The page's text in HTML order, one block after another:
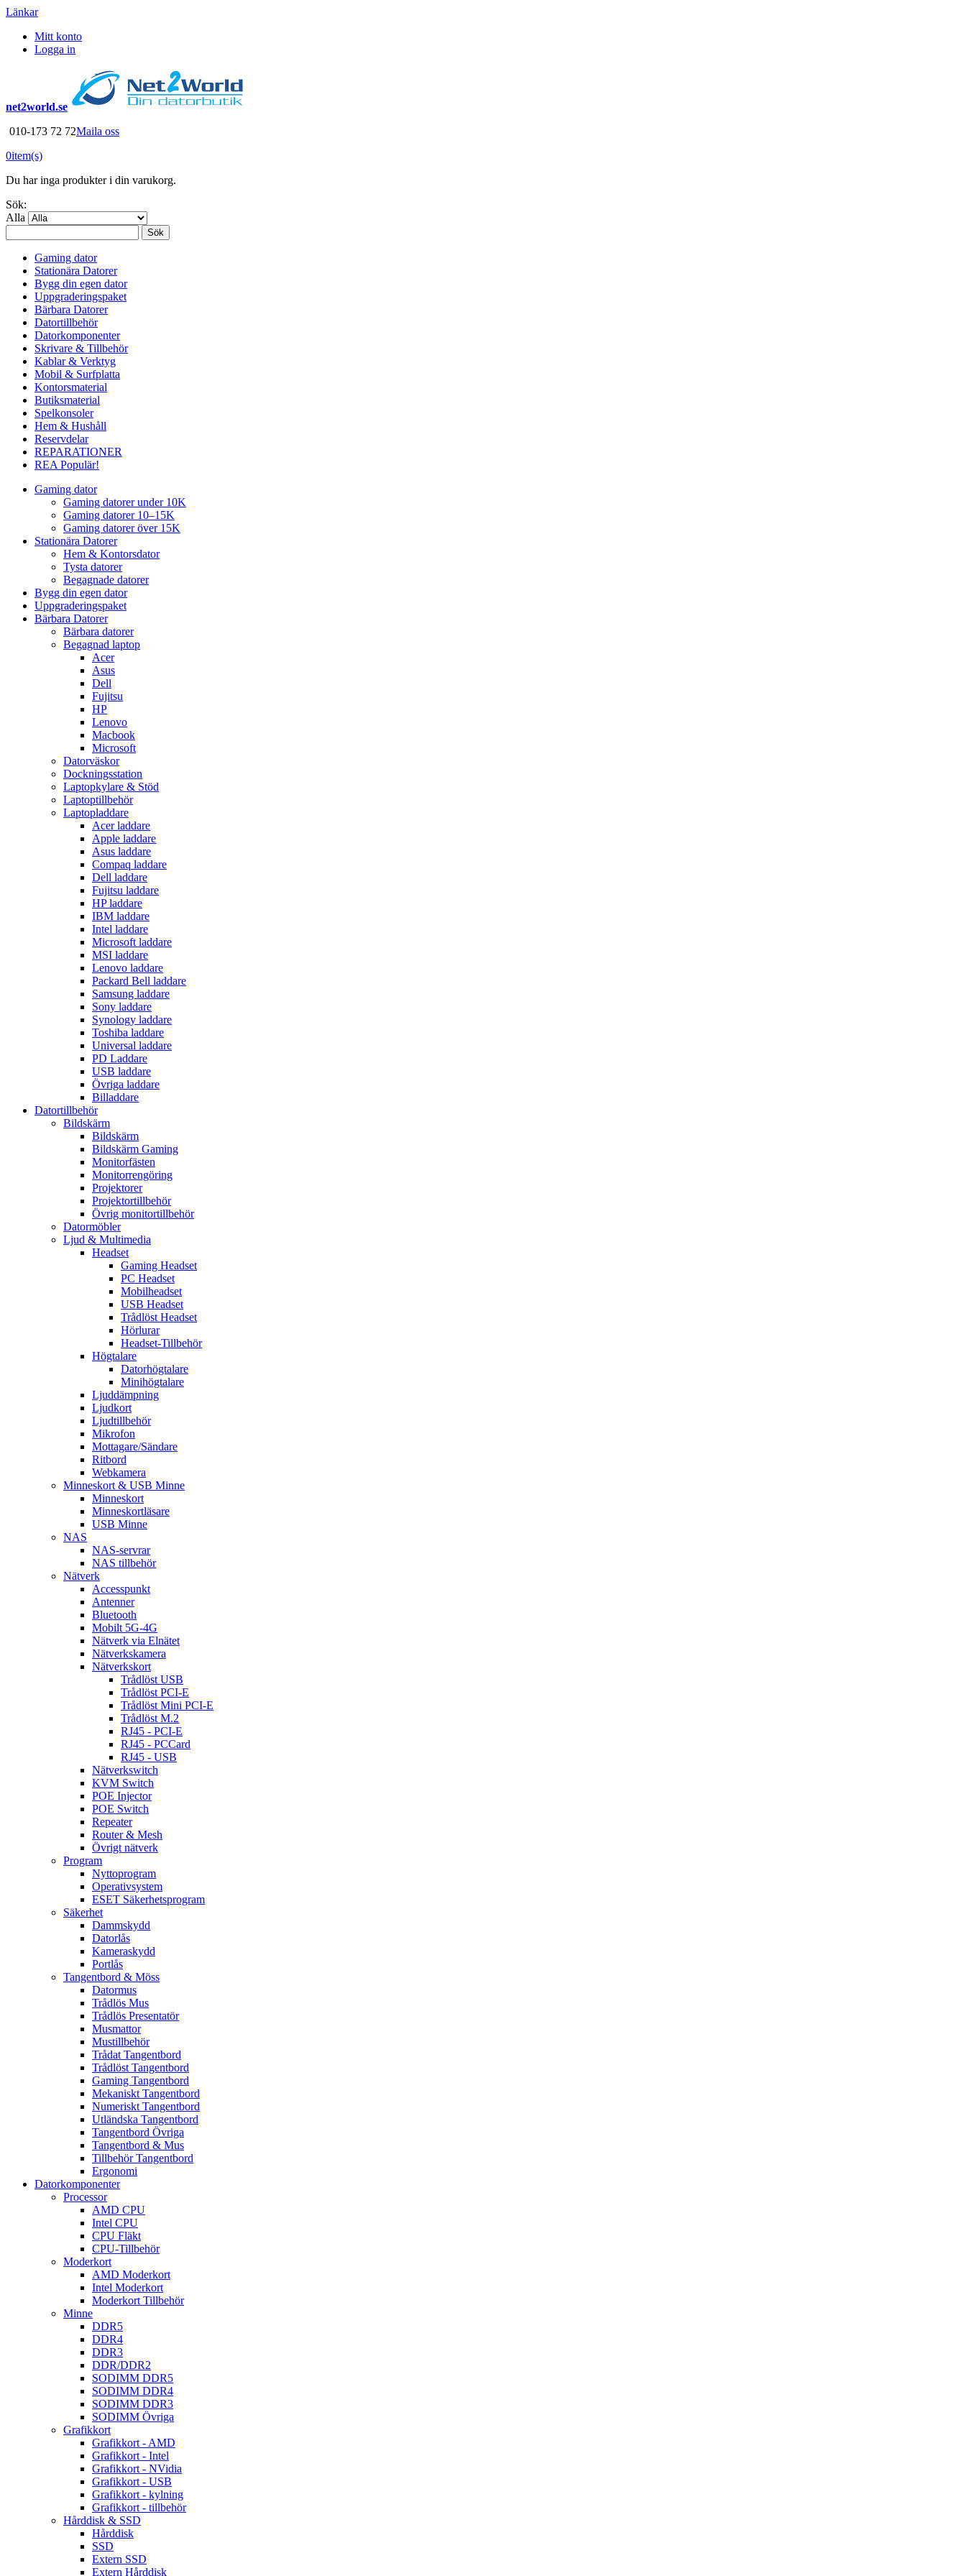
Länkar
Mitt konto
Logga in
net2world.se
010-173 72 72Maila oss
0item(s)
Du har inga produkter i din varukorg.
Sök:
Alla
Sök
Gaming dator
Stationära Datorer
Bygg din egen dator
Uppgraderingspaket
Bärbara Datorer
Datortillbehör
Datorkomponenter
Skrivare & Tillbehör
Kablar & Verktyg
Mobil & Surfplatta
Kontorsmaterial
Butiksmaterial
Spelkonsoler
Hem & Hushåll
Reservdelar
REPARATIONER
REA Populär!
Gaming dator
Gaming datorer under 10K
Gaming datorer 10–15K
Gaming datorer över 15K
Stationära Datorer
Hem & Kontorsdator
Tysta datorer
Begagnade datorer
Bygg din egen dator
Uppgraderingspaket
Bärbara Datorer
Bärbara datorer
Begagnad laptop
Acer
Asus
Dell
Fujitsu
HP
Lenovo
Macbook
Microsoft
Datorväskor
Dockningsstation
Laptopkylare & Stöd
Laptoptillbehör
Laptopladdare
Acer laddare
Apple laddare
Asus laddare
Compaq laddare
Dell laddare
Fujitsu laddare
HP laddare
IBM laddare
Intel laddare
Microsoft laddare
MSI laddare
Lenovo laddare
Packard Bell laddare
Samsung laddare
Sony laddare
Synology laddare
Toshiba laddare
Universal laddare
PD Laddare
USB laddare
Övriga laddare
Billaddare
Datortillbehör
Bildskärm
Bildskärm
Bildskärm Gaming
Monitorfästen
Monitorrengöring
Projektorer
Projektortillbehör
Övrig monitortillbehör
Datormöbler
Ljud & Multimedia
Headset
Gaming Headset
PC Headset
Mobilheadset
USB Headset
Trådlöst Headset
Hörlurar
Headset-Tillbehör
Högtalare
Datorhögtalare
Minihögtalare
Ljuddämpning
Ljudkort
Ljudtillbehör
Mikrofon
Mottagare/Sändare
Ritbord
Webkamera
Minneskort & USB Minne
Minneskort
Minneskortläsare
USB Minne
NAS
NAS-servrar
NAS tillbehör
Nätverk
Accesspunkt
Antenner
Bluetooth
Mobilt 5G-4G
Nätverk via Elnätet
Nätverkskamera
Nätverkskort
Trådlöst USB
Trådlöst PCI-E
Trådlöst Mini PCI-E
Trådlöst M.2
RJ45 - PCI-E
RJ45 - PCCard
RJ45 - USB
Nätverkswitch
KVM Switch
POE Injector
POE Switch
Repeater
Router & Mesh
Övrigt nätverk
Program
Nyttoprogram
Operativsystem
ESET Säkerhetsprogram
Säkerhet
Dammskydd
Datorlås
Kameraskydd
Portlås
Tangentbord & Möss
Datormus
Trådlös Mus
Trådlös Presentatör
Musmattor
Mustillbehör
Trådat Tangentbord
Trådlöst Tangentbord
Gaming Tangentbord
Mekaniskt Tangentbord
Numeriskt Tangentbord
Utländska Tangentbord
Tangentbord Övriga
Tangentbord & Mus
Tillbehör Tangentbord
Ergonomi
Datorkomponenter
Processor
AMD CPU
Intel CPU
CPU Fläkt
CPU-Tillbehör
Moderkort
AMD Moderkort
Intel Moderkort
Moderkort Tillbehör
Minne
DDR5
DDR4
DDR3
DDR/DDR2
SODIMM DDR5
SODIMM DDR4
SODIMM DDR3
SODIMM Övriga
Grafikkort
Grafikkort - AMD
Grafikkort - Intel
Grafikkort - NVidia
Grafikkort - USB
Grafikkort - kylning
Grafikkort - tillbehör
Hårddisk & SSD
Hårddisk
SSD
Extern SSD
Extern Hårddisk